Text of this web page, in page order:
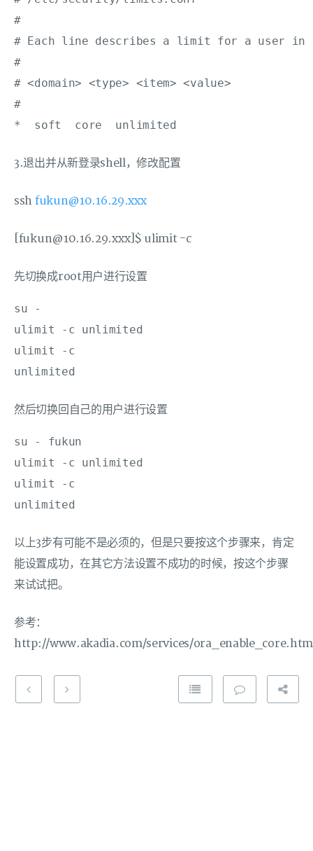
#
# Each line describes a limit for a user in
#
# <domain> <type> <item> <value>
#
3.退出并从新登录shell，修改配置
ssh fukun@10.16.29.xxx
[fukun@10.16.29.xxx]$ ulimit -c
先切换成root用户进行设置
su -
ulimit -c unlimited
ulimit -c
然后切换回自己的用户进行设置
su - fukun
ulimit -c unlimited
ulimit -c
以上3步有可能不是必须的，但是只要按这个步骤来，肯定
能设置成功，在其它方法设置不成功的时候，按这个步骤
来试试把。
参考：
http://www.akadia.com/services/